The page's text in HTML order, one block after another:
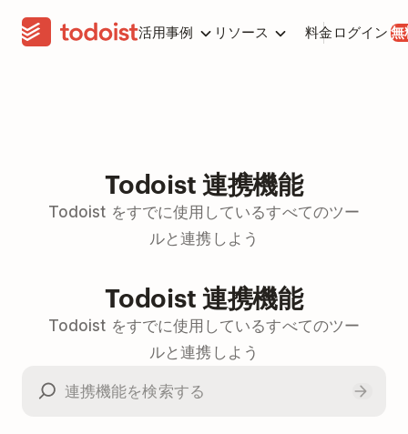
活用事例 リソース 料金 ログイン 無
Todoist 連携機能
Todoist をすでに使用しているすべてのツー
ルと連携しよう
Todoist 連携機能
Todoist をすでに使用しているすべてのツー
ルと連携しよう